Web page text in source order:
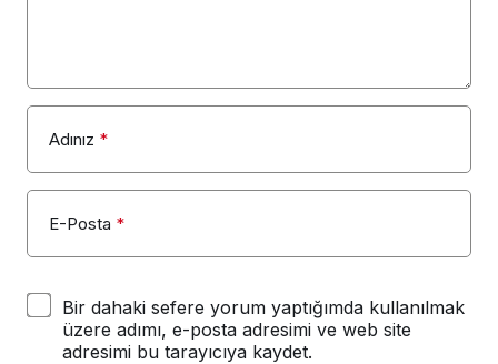
Adınız *
E-Posta *
Bir dahaki sefere yorum yaptığımda kullanılmak
üzere adımı, e-posta adresimi ve web site
adresimi bu tarayıcıya kaydet.